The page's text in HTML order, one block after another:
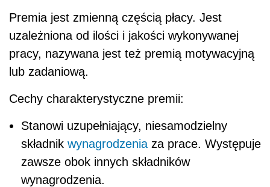
Premia jest zmienną częścią płacy. Jest
uzależniona od ilości i jakości wykonywanej
pracy, nazywana jest też premią motywacyjną
lub zadaniową.
Cechy charakterystyczne premii:
Stanowi uzupełniający, niesamodzielny
składnik wynagrodzenia za prace. Występuje
zawsze obok innych składników
wynagrodzenia.